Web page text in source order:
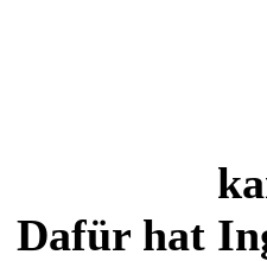
Dafür hat